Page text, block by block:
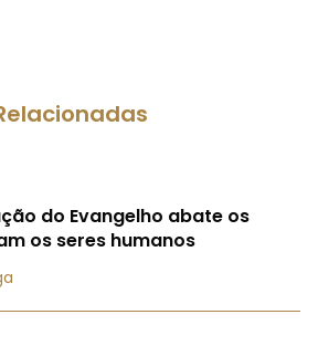
do Evangelho abate os
os seres humanos